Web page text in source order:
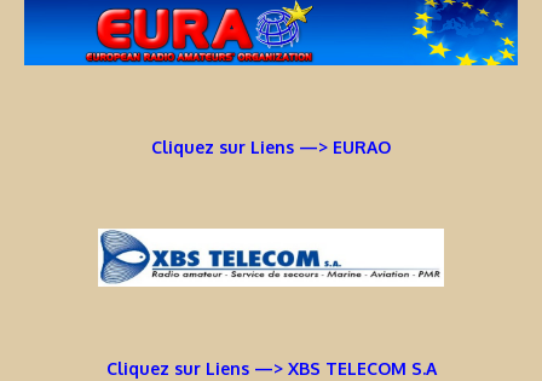
Cliquez sur Liens —> EURAO
Cliquez sur Liens —> XBS TELECOM S.A